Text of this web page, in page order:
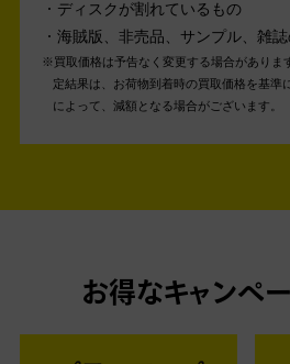
ディスクが割れているもの
海賊版、非売品、サンプル、雑
買取価格は予告なく変更する場合がありま
定結果は、お荷物到着時の買取価格を基準
によって、減額となる場合がございます。
お得なキャンペ